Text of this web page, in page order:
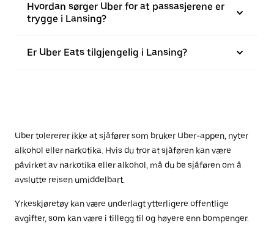
Hvordan sørger Uber for at passasjerene er
trygge i Lansing?
Er Uber Eats tilgjengelig i Lansing?
Uber tolererer ikke at sjåfører som bruker Uber-appen, nyter
alkohol eller narkotika. Hvis du tror at sjåføren kan være
påvirket av narkotika eller alkohol, må du be sjåføren om å
avslutte reisen umiddelbart.
Yrkeskjøretøy kan være underlagt ytterligere offentlige
avgifter, som kan være i tillegg til og høyere enn bompenger.